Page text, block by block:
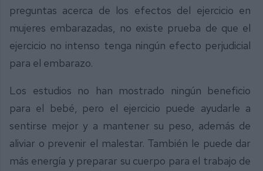
preguntas acerca de los efectos del ejercicio en
mujeres embarazadas, no existe prueba de que el
ejercicio no intenso tenga ningún efecto perjudicial
para el embarazo.
Los estudios no han mostrado ningún beneficio
para el bebé, pero el ejercicio puede ayudarle a
sentirse mejor y a mantener su peso, además de
aliviar o prevenir el malestar. También le puede dar
más energía y preparar su cuerpo para el trabajo de